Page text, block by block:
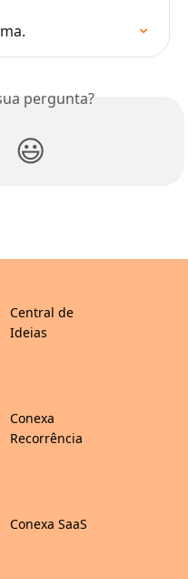
pergunta?
😃
Central de
Ideias
Conexa
Recorrência
Conexa SaaS